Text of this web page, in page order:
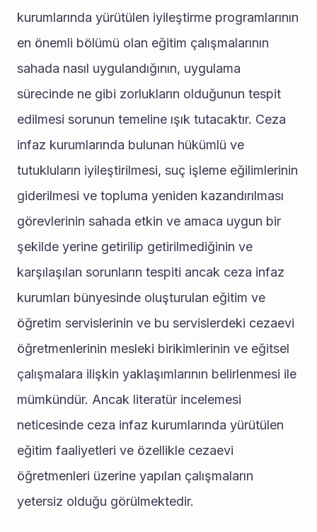
kurumlarında yürütülen iyileştirme programlarının
en önemli bölümü olan eğitim çalışmalarının
sahada nasıl uygulandığının, uygulama
sürecinde ne gibi zorlukların olduğunun tespit
edilmesi sorunun temeline ışık tutacaktır. Ceza
infaz kurumlarında bulunan hükümlü ve
tutukluların iyileştirilmesi, suç işleme eğilimlerinin
giderilmesi ve topluma yeniden kazandırılması
görevlerinin sahada etkin ve amaca uygun bir
şekilde yerine getirilip getirilmediğinin ve
karşılaşılan sorunların tespiti ancak ceza infaz
kurumları bünyesinde oluşturulan eğitim ve
öğretim servislerinin ve bu servislerdeki cezaevi
öğretmenlerinin mesleki birikimlerinin ve eğitsel
çalışmalara ilişkin yaklaşımlarının belirlenmesi ile
mümkündür. Ancak literatür incelemesi
neticesinde ceza infaz kurumlarında yürütülen
eğitim faaliyetleri ve özellikle cezaevi
öğretmenleri üzerine yapılan çalışmaların
yetersiz olduğu görülmektedir.